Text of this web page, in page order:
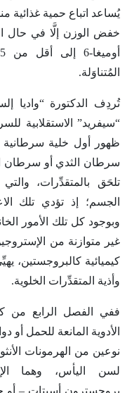
يُساعد اتباع حمية
خفض الوزن إلَّا في حال
المُتناوَلة.
تُردِف الدكتورة “واديا
“سيفريد” الاستقلابية
ظهور أول خلية
سرطان الثدي أو سرطان
تلحَق بالمتقدِّرات،
الجسم؛ إذ تؤدي تلك
وبوجود كل تلك الأمور
غير متوازنة من
كيميائية كالبروجستين،
وأذية المتقدِّرات الخلوية.
ففي الفصل الرابع من
نوعين من الهرمونات
لسن اليأس، وهما
بروجسترون أسيتات – أو